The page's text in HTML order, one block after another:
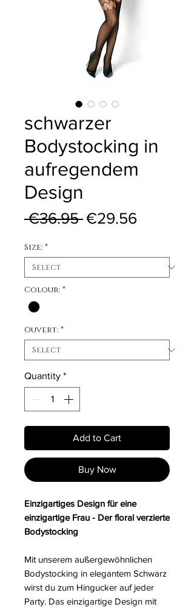
schwarzer
Bodystocking in
aufregendem
Design
€36.95 Regular Price
€29.56
Size: *
Colour: *
Ouvert: *
Quantity *
Add to Cart
Buy Now
Einzigartiges Design für eine
einzigartige Frau - Der floral verzierte
Bodystocking
Mit unserem außergewöhnlichen
Bodystocking in elegantem Schwarz
wirst du zum Hingucker auf jeder
Party. Das einzigartige Design mit